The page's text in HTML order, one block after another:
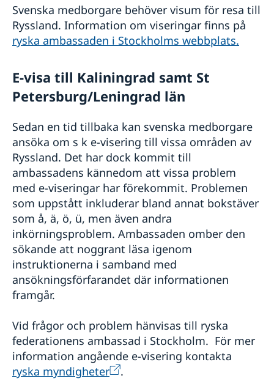
Svenska medborgare behöver visum för resa till
Ryssland. Information om viseringar finns på
ryska ambassaden i Stockholms webbplats.
E-visa till Kaliningrad samt St
Petersburg/Leningrad län
Sedan en tid tillbaka kan svenska medborgare
ansöka om s k e-visering till vissa områden av
Ryssland. Det har dock kommit till
ambassadens kännedom att vissa problem
med e-viseringar har förekommit. Problemen
som uppstått inkluderar bland annat bokstäver
som å, ä, ö, ü, men även andra
inkörningsproblem. Ambassaden omber den
sökande att noggrant läsa igenom
instruktionerna i samband med
ansökningsförfarandet där informationen
framgår.
Vid frågor och problem hänvisas till ryska
federationens ambassad i Stockholm. För mer
information angående e-visering kontakta
ryska myndigheter
.